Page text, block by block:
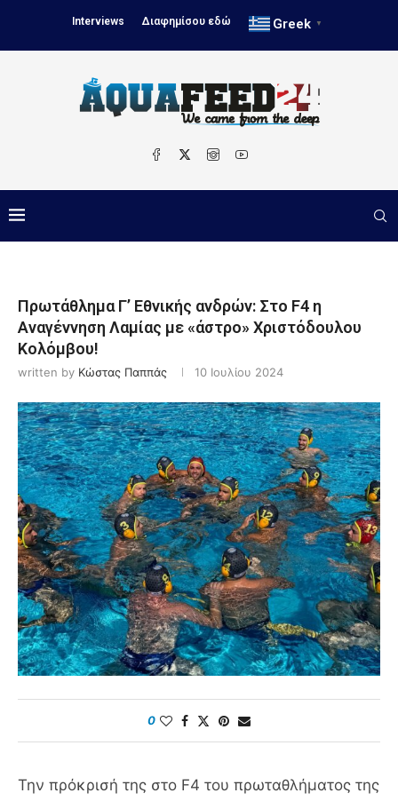
Interviews Διαφημίσου εδώ Greek ▼
Πρωτάθλημα Γ’ Εθνικής ανδρών: Στο F4 η
Αναγέννηση Λαμίας με «άστρο» Χριστόδουλου
Κολόμβου!
written by Κώστας Παππάς 10 Ιουλίου 2024
0
Την πρόκρισή της στο F4 του πρωταθλήματος της